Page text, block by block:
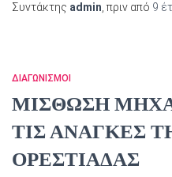
Συντάκτης admin , πριν από 9
ΔΙΑΓΩΝΙΣΜΟΊ
ΜΙΣΘΩΣΗ
ΤΙΣ ΑΝΑΓΚΕΣ
ΟΡΕΣΤΙΑΔΑΣ